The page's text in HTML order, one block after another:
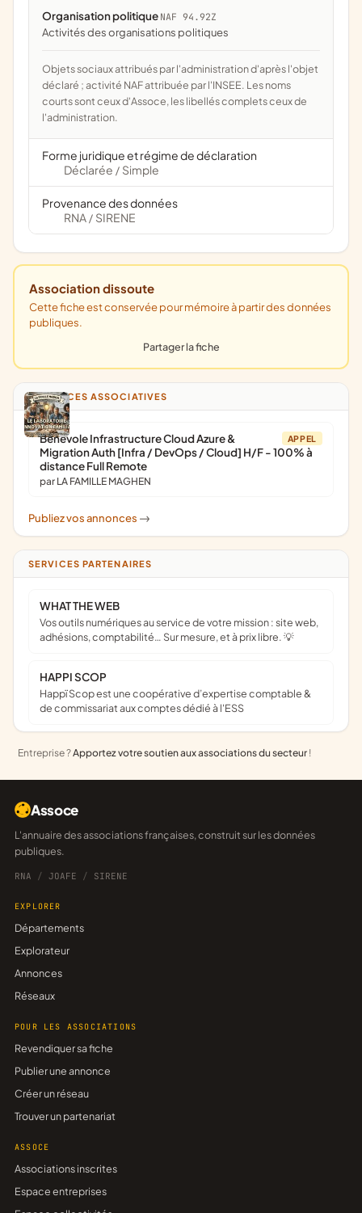
Organisation politique NAF 94.92Z
Activités des organisations politiques
Objets sociaux attribués par l'administration d'après l'objet
déclaré ; activité NAF attribuée par l'INSEE. Les noms
courts sont ceux d'Assoce, les libellés complets ceux de
l'administration.
Forme juridique et régime de déclaration
Déclarée / Simple
Provenance des données
RNA / SIRENE
Association dissoute
Cette fiche est conservée pour mémoire à partir des données
publiques.
Partager la fiche
ANNONCES ASSOCIATIVES
APPEL
Bénévole Infrastructure Cloud Azure &
Migration Auth [Infra / DevOps / Cloud] H/F - 100% à
distance Full Remote
par LA FAMILLE MAGHEN
Publiez vos annonces ->
SERVICES PARTENAIRES
WHAT THE WEB
Vos outils numériques au service de votre mission : site web,
adhésions, comptabilité… Sur mesure, et à prix libre. 💡
HAPPI SCOP
Happï Scop est une coopérative d’expertise comptable &
de commissariat aux comptes dédié à l'ESS
Entreprise ?Apportez votre soutien aux associations du secteur !
Assoce
L'annuaire des associations françaises, construit sur les données
publiques.
RNA / JOAFE / SIRENE
EXPLORER
Départements
Explorateur
Annonces
Réseaux
POUR LES ASSOCIATIONS
Revendiquer sa fiche
Publier une annonce
Créer un réseau
Trouver un partenariat
ASSOCE
Associations inscrites
Espace entreprises